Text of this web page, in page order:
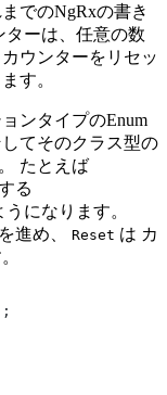
でのNgRxの書き
ーは、任意の数
カウンターをリセッ
す。
ンタイプのEnum
てそのクラス型の
たとえば
る
になります。
進め、 Reset は カ
;